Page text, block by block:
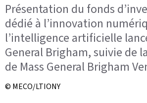
Présentation du fonds
dédié à l’innovation
l’intelligence artificielle
General Brigham, suivie de
de Mass General Brigham
© MECO/LTIONY